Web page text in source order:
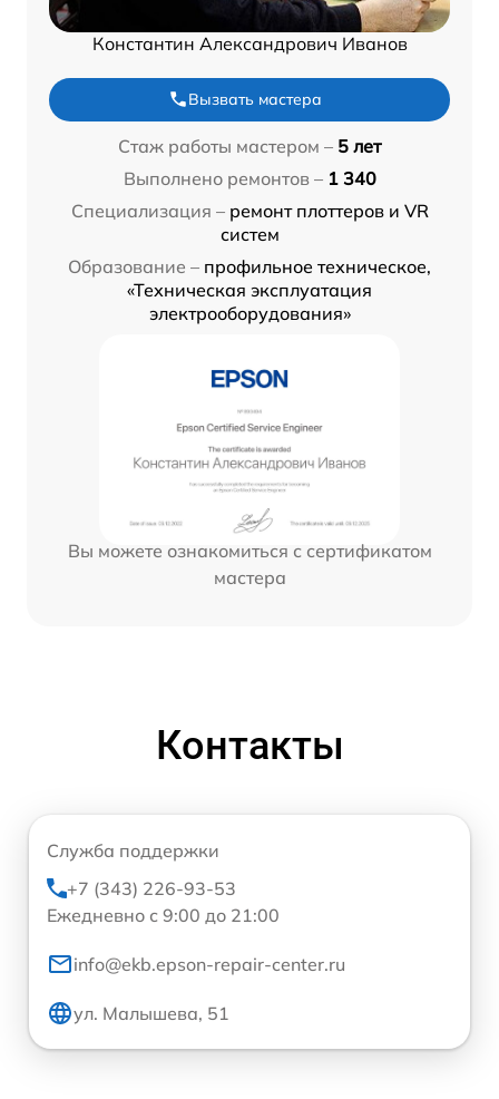
Константин Александрович Иванов
Вызвать мастера
Стаж работы мастером – 5 лет
Выполнено ремонтов – 1 340
Специализация – ремонт плоттеров и VR
систем
Образование – профильное техническое,
«Техническая эксплуатация
электрооборудования»
Вы можете ознакомиться с сертификатом
мастера
Контакты
Служба поддержки
+7 (343) 226-93-53
Ежедневно с 9:00 до 21:00
info@ekb.epson-repair-center.ru
ул. Малышева, 51